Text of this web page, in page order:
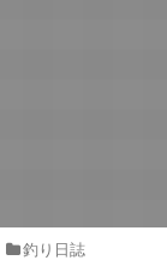
釣り日誌